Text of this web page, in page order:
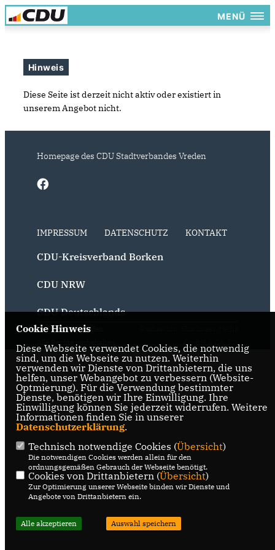
MENÜ
Hinweis
Diese Seite ist derzeit nicht aktiv oder existiert in
unserem Angebot nicht.
Homepage des CDU Stadtverbandes Vreden
IMPRESSUM DATENSCHUTZ KONTAKT
CDU-Kreisverband Borken
CDU NRW
CDU Deutschlands
@2026 CDU Vreden
Alle Rechte vorbehalten.
GmbH & Co. KG
Cookie Hinweis
Diese Webseite verwendet Cookies, die notwendig
sind, um die Webseite zu nutzen. Weiterhin
verwenden wir Dienste von Drittanbietern, die uns
helfen, unser Webangebot zu verbessern (Website-
Optmierung). Für die Verwendung bestimmter
Dienste, benötigen wir Ihre Einwilligung. Ihre
Einwilligung können Sie jederzeit widerrufen. Weitere
Informationen finden Sie in unserer
Datenschutzerklärung.
Technisch notwendige Cookies (Übersicht)
Die notwendigen Cookies werden allein für den
ordnungsgemäßen Gebrauch der Webseite benötigt.
Cookies von Drittanbietern (Übersicht)
Zur Optimierung unserer Webseite binden wir Dienste und
Angebote von Drittanbietern ein.
Alle akzeptieren Auswahl speichern